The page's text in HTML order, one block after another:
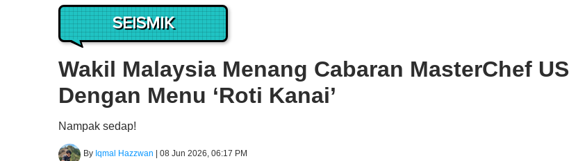
SEISMIK
Wakil Malaysia Menang Cabaran MasterChef US
Dengan Menu ‘Roti Kanai’
Nampak sedap!
By Iqmal Hazzwan | 08 Jun 2026, 06:17 PM